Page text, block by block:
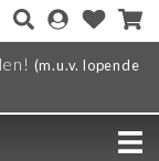
(m.u.v. lopende